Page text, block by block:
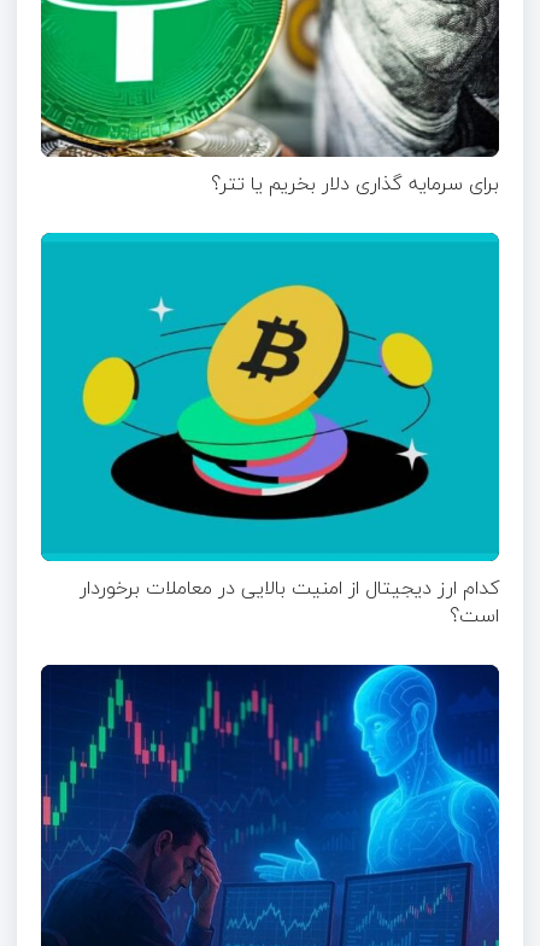
برای سرمایه گذاری دلار بخریم یا تتر؟
کدام ارز دیجیتال از امنیت بالایی در معاملات برخوردار
است؟